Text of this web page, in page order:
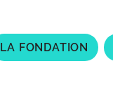
LA FONDATION